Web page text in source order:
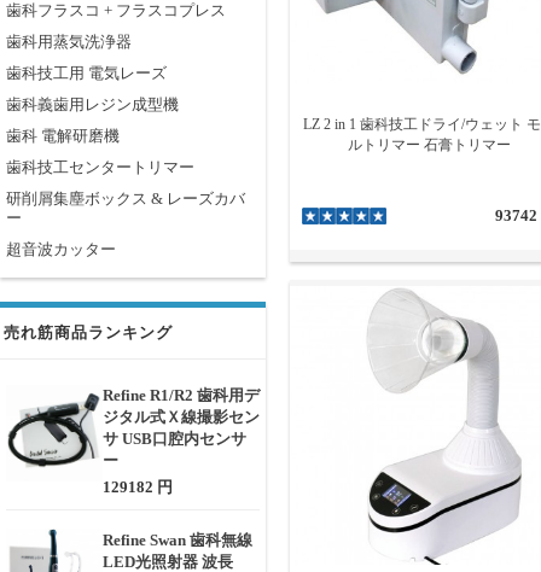
歯科フラスコ + フラスコプレス
歯科用蒸気洗浄器
歯科技工用 電気レーズ
歯科義歯用レジン成型機
歯科 電解研磨機
歯科技工センタートリマー
研削屑集塵ボックス & レーズカバ
ー
超音波カッター
売れ筋商品ランキング
Refine R1/R2 歯科用デ
ジタル式Ｘ線撮影セン
サ USB口腔内センサ
ー
129182 円
Refine Swan 歯科無線
LED光照射器 波長
LZ 2 in 1 歯科技工ドライ/ウェット
ルトリマー 石膏トリマー
93742